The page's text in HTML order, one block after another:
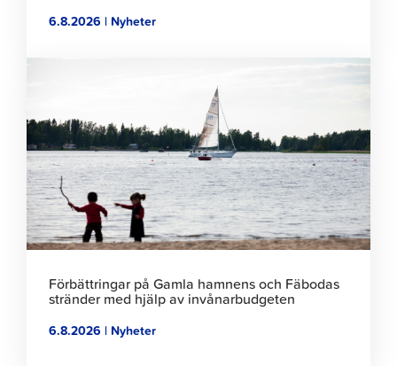
6.8.2026 | Nyheter
läsa
artikeln
Förbättringar på Gamla hamnens och Fäbodas
stränder med hjälp av invånarbudgeten
6.8.2026 | Nyheter